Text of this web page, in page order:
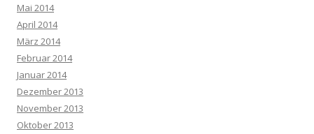
Mai 2014
April 2014
März 2014
Februar 2014
Januar 2014
Dezember 2013
November 2013
Oktober 2013